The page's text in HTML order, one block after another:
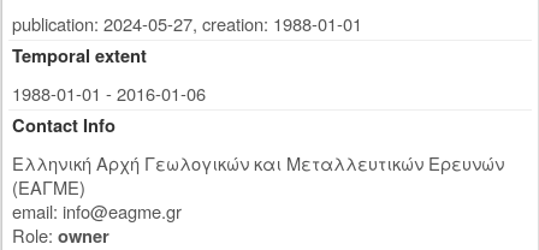
publication: 2024-05-27, creation: 1988-01-01
Temporal extent
1988-01-01 - 2016-01-06
Contact Info
Ελληνική Αρχή Γεωλογικών και Μεταλλευτικών Ερευνών
(ΕΑΓΜΕ)
email: info@eagme.gr
Role: owner